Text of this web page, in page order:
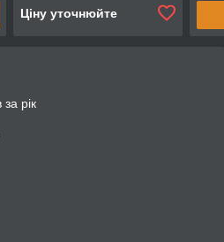
Ціну уточнюйте
за рік